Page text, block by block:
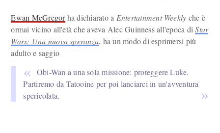
Ewan McGregorha dichiarato a Entertainment Weekly che è
ormai vicino all'età che aveva Alec Guinness all'epoca diStar
Wars: Una nuova speranza, ha un modo di esprimersi più
adulto e saggio
Obi-Wan a una sola missione: proteggere Luke.
Partiremo da Tatooine per poi lanciarci in un'avventura
spericolata.